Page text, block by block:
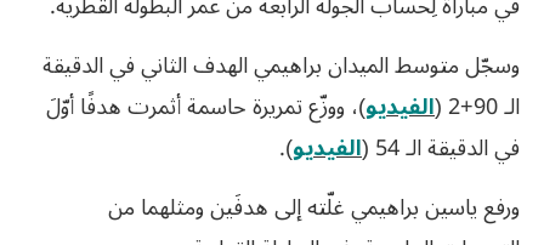
وسجّل متوسط الميدان براهيمي الهدف الثاني في الدقيقة
الـ 90+2 (
الفيديو)، ووزّع تمريرة حاسمة أثمرت هدفًا أوّلَ
في الدقيقة الـ 54 (
الفيديو).
ورفع ياسين براهيمي غلّته إلى هدفَين ومثلهما من